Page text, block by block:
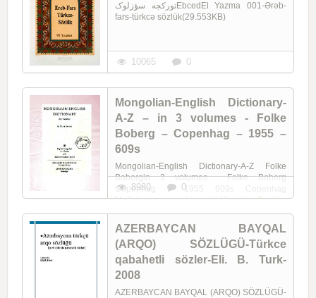
تورکجه سؤزلوکEbcedEl Yazma 001-Ərəb-
fars-türkcə sözlük(29.553KB)
10065 0
Mongolian-English Dictionary-
A-Z – in 3 volumes - Folke
Boberg – Copenhag – 1955 –
609s
Mongolian-English Dictionary-A-Z Folke
Bobergin 3 volumes Folke Boberg
Copenhag – 1955 609s Copenhag
Moğolcanın en eski metni Yesünke Taşı’dır.
MS 1225 yılında Uygur yazısıyla ...
8980 0
AZERBAYCAN BAYQAL
(ARQO) SÖZLÜGÜ-Türkce
qabahetli sözler-Eli. B. Turk-
2008
AZERBAYCAN BAYQAL (ARQO) SÖZLÜGÜ-